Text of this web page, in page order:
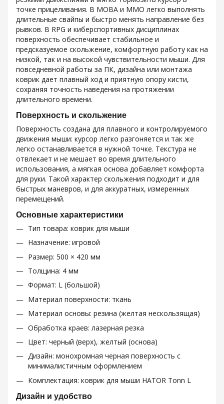
точке прицеливания. В MOBA и MMO легко выполнять
длительные свайпы и быстро менять направление без
рывков. В RPG и киберспортивных дисциплинах
поверхность обеспечивает стабильное и
предсказуемое скольжение, комфортную работу как на
низкой, так и на высокой чувствительности мыши. Для
повседневной работы за ПК, дизайна или монтажа
коврик дает плавный ход и приятную опору кисти,
сохраняя точность наведения на протяжении
длительного времени.
Поверхность и скольжение
Поверхность создана для плавного и контролируемого
движения мыши: курсор легко разгоняется и так же
легко останавливается в нужной точке. Текстура не
отвлекает и не мешает во время длительного
использования, а мягкая основа добавляет комфорта
для руки. Такой характер скольжения подходит и для
быстрых маневров, и для аккуратных, измеренных
перемещений.
Основные характеристики
Тип товара: коврик для мыши
Назначение: игровой
Размер: 500 × 420 мм
Толщина: 4 мм
Формат: L (большой)
Материал поверхности: ткань
Материал основы: резина (желтая нескользящая)
Обработка краев: лазерная резка
Цвет: черный (верх), желтый (основа)
Дизайн: монохромная черная поверхность с
минималистичным оформлением
Комплектация: коврик для мыши HATOR Tonn L
Дизайн и удобство